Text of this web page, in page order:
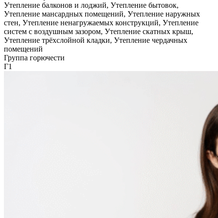
Утепление балконов и лоджий, Утепление бытовок,
Утепление мансардных помещений, Утепление наружных
стен, Утепление ненагружаемых конструкций, Утепление
систем с воздушным зазором, Утепление скатных крыш,
Утепление трёхслойной кладки, Утепление чердачных
помещений
Группа горючести
Г1